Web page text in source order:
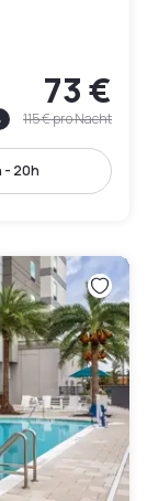
73 €
115 €pro Nacht
- 20h